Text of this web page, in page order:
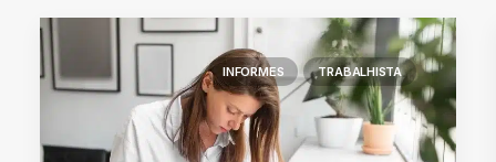
INFORMES TRABALHISTA